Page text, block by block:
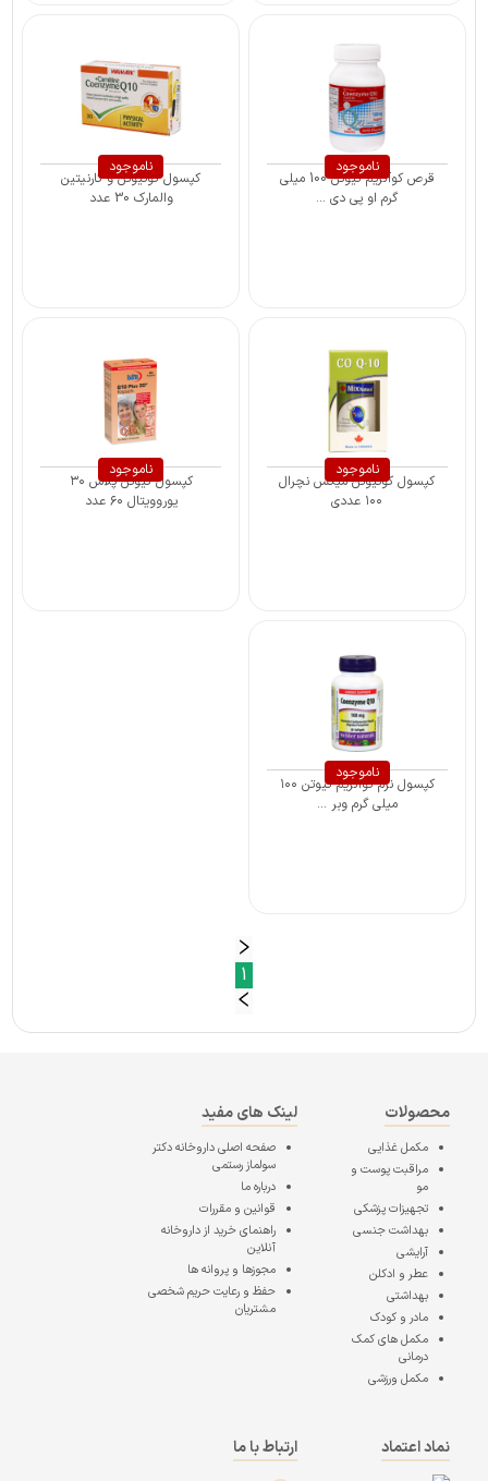
ناموجود
قرص کوآنزیم کیوتن 100 میلی
گرم او پی دی ...
ناموجود
کپسول کوکیوتن و کارنیتین
والمارک 30 عدد
ناموجود
کپسول کوکیوتن میکس نچرال
۱۰۰ عددی
ناموجود
کپسول کیوتن پلاس ۳۰
یوروویتال ۶۰ عدد
ناموجود
کپسول نرم کوآنزیم کیوتن ۱۰۰
میلی گرم وبر ...
1
محصولات
مکمل غذایی
مراقبت پوست و
مو
تجهیزات پزشکی
بهداشت جنسی
آرایشی
عطر و ادکلن
بهداشتی
مادر و کودک
مکمل های کمک
درمانی
مکمل ورزشی
لینک های مفید
صفحه اصلیداروخانه دکتر
سولماز رستمی
درباره ما
قوانین و مقررات
راهنمای خرید از داروخانه
آنلاین
مجوزها و پروانه ها
حفظ و رعایت حریم شخصی
مشتریان
نماد اعتماد
ارتباط با ما